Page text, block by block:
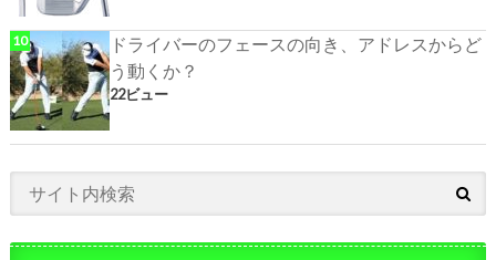
ドライバーのフェースの向き、アドレスからど
う動くか？
22ビュー